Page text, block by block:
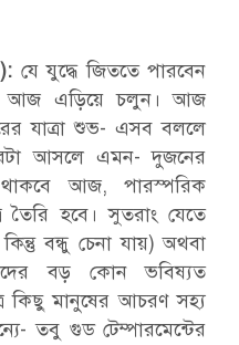
যে যুদ্ধে জিততে পারবেন
আজ এড়িয়ে চলুন। আজ
যাত্রা শুভ- এসব বললে
আসলে এমন- দুজনের
আজ, পারস্পরিক
তৈরি হবে। সুতরাং যেতে
বন্ধু চেনা যায়) অথবা
বড় কোন ভবিষ্যত
কিছু মানুষের আচরণ সহ্য
তবু গুড টেম্পারমেন্টের